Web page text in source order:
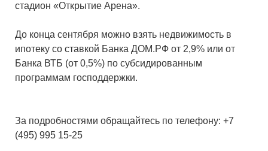
стадион «Открытие Арена».
До конца сентября можно взять недвижимость в
ипотеку со ставкой Банка ДОМ.РФ от 2,9% или от
Банка ВТБ (от 0,5%) по субсидированным
программам господдержки.
За подробностями обращайтесь по телефону: +7
(495) 995 15-25